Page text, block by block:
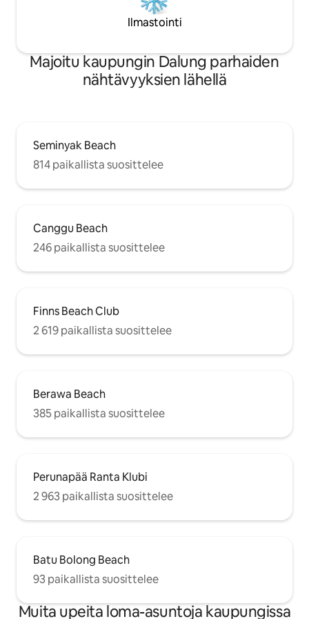
Ilmastointi
Majoitu kaupungin Dalung parhaiden
nähtävyyksien lähellä
Seminyak Beach
814 paikallista suosittelee
Canggu Beach
246 paikallista suosittelee
Finns Beach Club
2 619 paikallista suosittelee
Berawa Beach
385 paikallista suosittelee
Perunapää Ranta Klubi
2 963 paikallista suosittelee
Batu Bolong Beach
93 paikallista suosittelee
Muita upeita loma-asuntoja kaupungissa